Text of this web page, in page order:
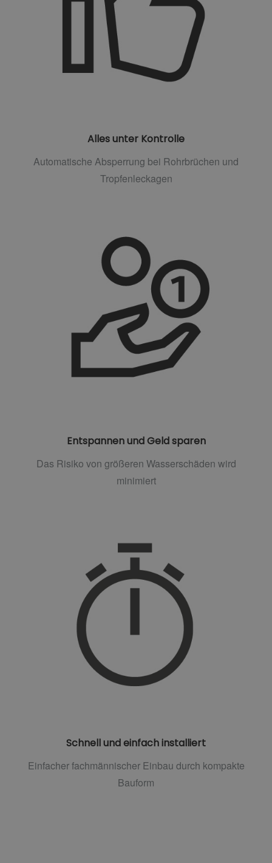
Alles unter Kontrolle
Automatische Absperrung bei Rohrbrüchen und
Tropfenleckagen
Entspannen und Geld sparen
Das Risiko von größeren Wasserschäden wird
minimiert
Schnell und einfach installiert
Einfacher fachmännischer Einbau durch kompakte
Bauform